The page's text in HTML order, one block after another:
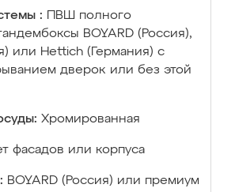
:
ПВШ полного
BOYARD (Россия),
или Hettich (Германия) с
дверок или без этой
Хромированная
фасадов или корпуса
BOYARD (Россия) или премиум